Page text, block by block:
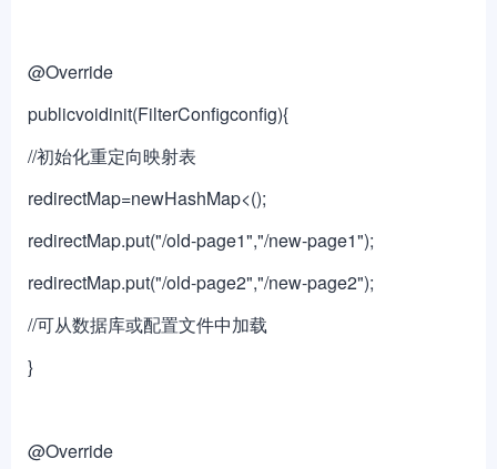
@Override
publicvoidinit(FilterConfigconfig){
//初始化重定向映射表
redirectMap=newHashMap<();
redirectMap.put("/old-page1","/new-page1");
redirectMap.put("/old-page2","/new-page2");
//可从数据库或配置文件中加载
}
@Override